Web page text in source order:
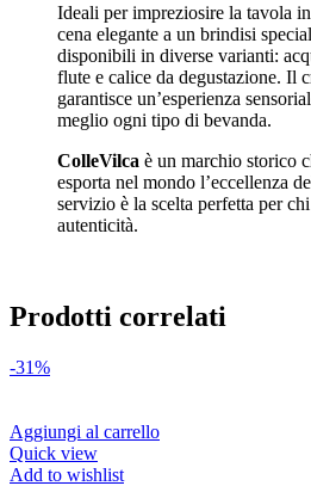
Ideali per impreziosire la tavola
cena elegante a un brindisi
disponibili in diverse varianti:
flute e calice da degustazione. Il
garantisce un’esperienza
meglio ogni tipo di bevanda.
ColleVilca è un marchio storico
esporta nel mondo l’eccellenza
servizio è la scelta perfetta per
autenticità.
Prodotti correlati
-31%
Aggiungi al carrello
Quick view
Add to wishlist